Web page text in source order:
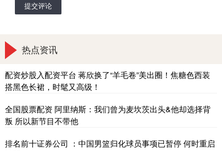
提交评论
热点资讯
配资炒股入配资平台 蒋欣换了“羊毛卷”美出圈！焦糖色西装
搭黑色长裙，时髦又高级！
全国股票配资 阿里纳斯：我们曾为麦坎茨出头&他却选择背
叛 所以新节目不带他
排名前十证券公司 ：中国男篮归化球员事项已暂停 何时重启